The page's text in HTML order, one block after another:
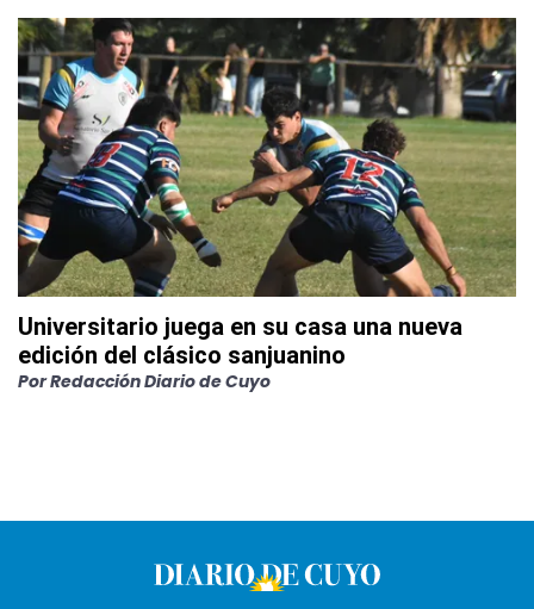
Universitario juega en su casa una nueva
edición del clásico sanjuanino
PorRedacción Diario de Cuyo